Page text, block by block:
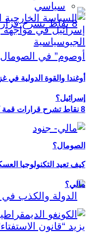
8 نقاط تشرح قرارات
الصومال؟
سياسي
أوغندا والقوة الدولية
إسرائيل؟
كيف تعيد التكنولوجيا
مالي؟